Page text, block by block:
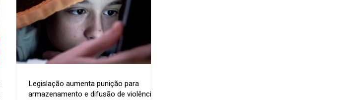
Legislação aumenta punição para
armazenamento e difusão de violência